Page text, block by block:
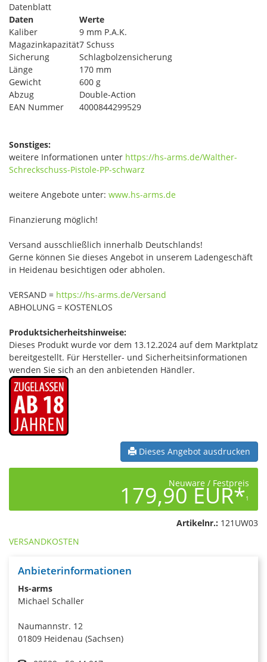
Datenblatt
Daten
Werte
Kaliber
9 mm P.A.K.
Magazinkapazität7 Schuss
Sicherung
Schlagbolzensicherung
Länge
170 mm
Gewicht
600 g
Abzug
Double-Action
EAN Nummer
4000844299529
Sonstiges:
weitere Informationen unter https://hs-arms.de/Walther-
Schreckschuss-Pistole-PP-schwarz
weitere Angebote unter: www.hs-arms.de
Finanzierung möglich!
Versand ausschließlich innerhalb Deutschlands!
Gerne können Sie dieses Angebot in unserem Ladengeschäft
in Heidenau besichtigen oder abholen.
VERSAND = https://hs-arms.de/Versand
ABHOLUNG = KOSTENLOS
Produktsicherheitshinweise:
Dieses Produkt wurde vor dem 13.12.2024 auf dem Marktplatz
bereitgestellt. Für Hersteller- und Sicherheitsinformationen
wenden Sie sich an den anbietenden Händler.
Dieses Angebot ausdrucken
Neuware / Festpreis
179,90 EUR*1
Artikelnr.: 121UW03
VERSANDKOSTEN
Anbieterinformationen
Hs-arms
Michael Schaller
Naumannstr. 12
01809 Heidenau (Sachsen)